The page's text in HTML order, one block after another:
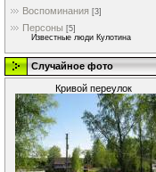
Воспоминания [3]
Персоны [5]
Известные люди Кулотина
Случайное фото
Кривой переулок